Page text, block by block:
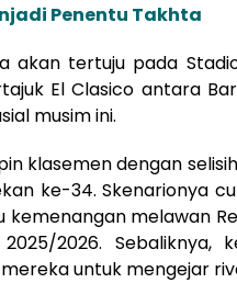
Penentu Takhta
akan tertuju pada
El Clasico antara
musim ini.
klasemen dengan
ke-34. Skenarionya
kemenangan melawan
2026. Sebaliknya,
untuk mengejar